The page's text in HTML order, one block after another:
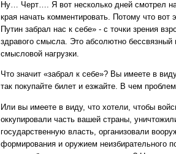
Ну… Черт…. Я вот несколько дней смотрел
края начать комментировать. Потому что
Путин забрал нас к себе» - с точки зрения
здравого смысла. Это абсолютно
смысловой нагрузки.
Что значит «забрал к себе»? Вы имеете в
так покупайте билет и езжайте. В чем
Или вы имеете в виду, что хотели, чтобы
оккупировали часть вашей страны,
государственную власть, организовали
формирования и оружием неизбирательного